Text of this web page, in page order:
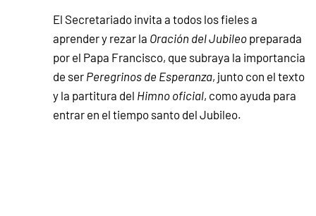
El Secretariado invita a todos los fieles a
aprender y rezar la Oración del Jubileopreparada
por el Papa Francisco, que subraya la importancia
de serPeregrinos de Esperanza, junto con el texto
y la partitura del Himno oficial, como ayuda para
entrar en el tiempo santo del Jubileo.